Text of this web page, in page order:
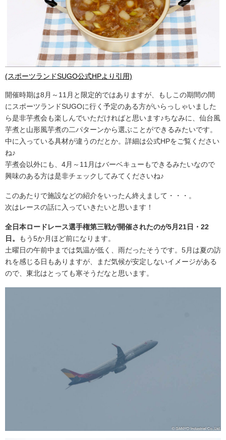
(スポーツランドSUGO公式HPより引用)
開催時期は8月～11月と限定的ではありますが、もしこの期間の間
にスポーツランドSUGOに行く予定のある方がいらっしゃいました
ら是非芋煮会も楽しんでいただければと思います♪ちなみに、仙台風
芋煮と山形風芋煮の二パターンから選ぶことができるみたいです。
中に入っている具材が違うのだとか。詳細は公式HPをご覧ください
ね♪
芋煮会以外にも、4月～11月はバーベキューもできるみたいなので
興味のある方は是非チェックしてみてくださいね♪
このあたりで施設などの紹介をいったん終えまして・・・。
次はレースの話に入っていきたいと思います！
全日本ロードレース選手権第三戦が開催されたのが5月21日・22
日。
もう5か月ほど前になります。
土曜日の午前中までは気温が低く、雨だったそうです。5月は夏の訪
れを感じる日もありますが、まだ気候が安定しないイメージがある
ので、東北はとっても寒そうだなと思います。